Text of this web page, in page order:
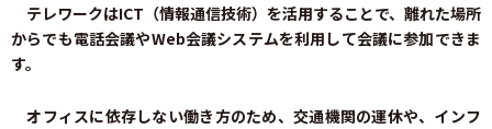
テレワークはICT（情報通信技術）を活用することで、離れた場所
からでも電話会議やWeb会議システムを利用して会議に参加できま
す。
オフィスに依存しない働き方のため、交通機関の運休や、インフ